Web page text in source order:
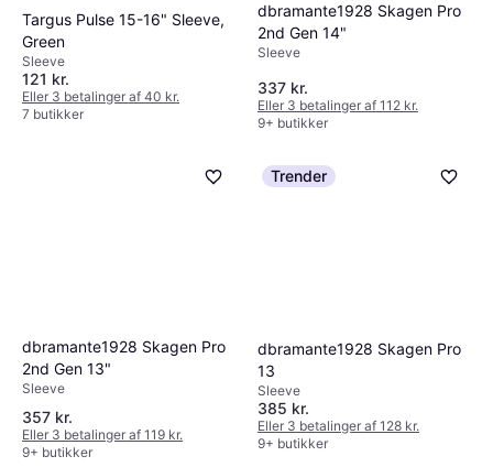
Targus Pulse 15-16" Sleeve,
Green
Sleeve
121 kr.
Eller 3 betalinger af 40 kr.
7 butikker
dbramante1928 Skagen Pro
2nd Gen 14"
Sleeve
337 kr.
Eller 3 betalinger af 112 kr.
9+ butikker
dbramante1928 Skagen Pro
2nd Gen 13"
Sleeve
357 kr.
Eller 3 betalinger af 119 kr.
9+ butikker
Trender
dbramante1928 Skagen Pro
13
Sleeve
385 kr.
Eller 3 betalinger af 128 kr.
9+ butikker